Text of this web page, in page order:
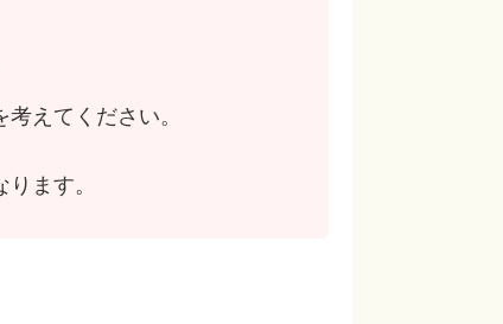
えてください。
ます。